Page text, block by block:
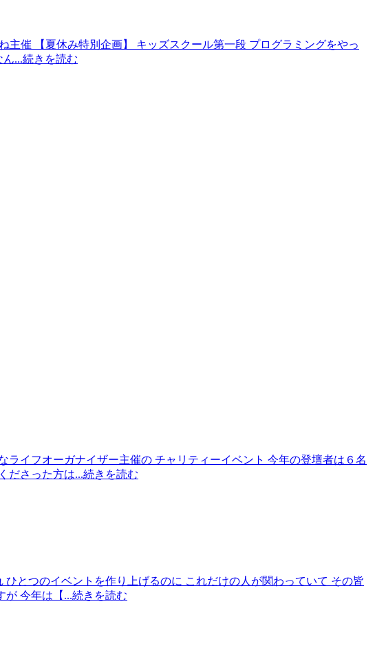
催 【夏休み特別企画】 キッズスクール第一段 プログラミングをやっ
ん...続きを読む
イフオーガナイザー主催の チャリティーイベント 今年の登壇者は６名
ださった方は...続きを読む
とつのイベントを作り上げるのに これだけの人が関わっていて その皆
が 今年は【 ...続きを読む